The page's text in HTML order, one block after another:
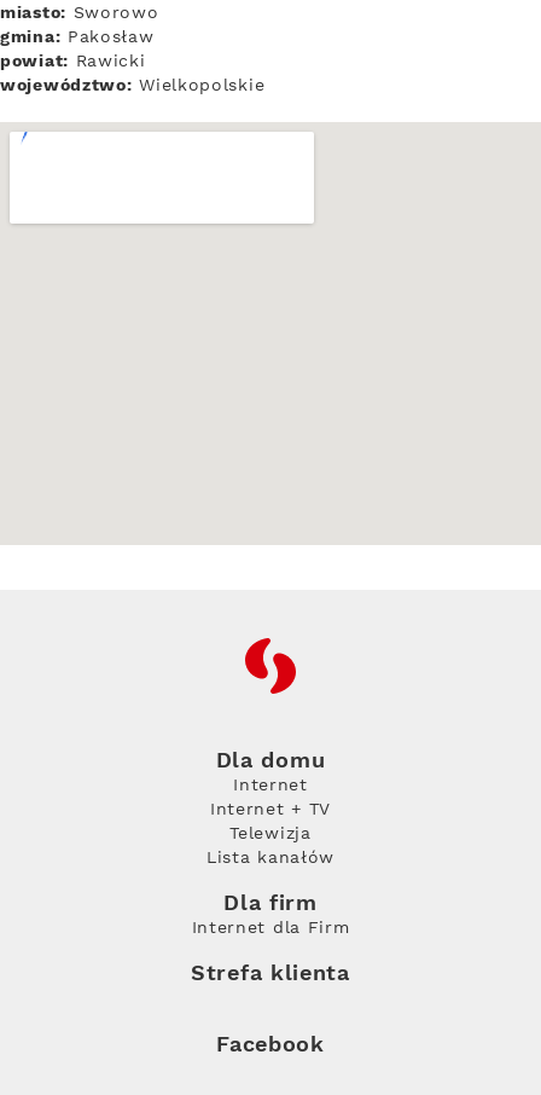
miasto: Sworowo
gmina: Pakosław
powiat: Rawicki
województwo: Wielkopolskie
RFC
Dla domu
Internet
Internet + TV
Telewizja
Lista kanałów
Dla firm
Internet dla Firm
Strefa klienta
Facebook